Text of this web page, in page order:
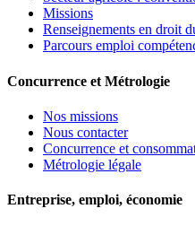
Missions
Renseignements en droit
Parcours emploi
Concurrence et Métrologie
Nos missions
Nous contacter
Concurrence et
Métrologie légale
Entreprise, emploi, économie